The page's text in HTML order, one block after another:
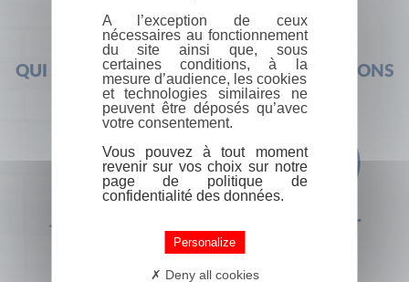
QUI SOMMES-NOUS ? FOIRE AUX QUESTIONS
+33 (0) 1 44 41 29 19 CONTACT
A l’exception de ceux
nécessaires au fonctionnement
du site ainsi que, sous
certaines conditions, à la
mesure d’audience, les cookies
et technologies similaires ne
peuvent être déposés qu’avec
votre consentement.
Vous pouvez à tout moment
revenir sur vos choix sur notre
page de politique de
confidentialité des données.
Personalize
Deny all cookies